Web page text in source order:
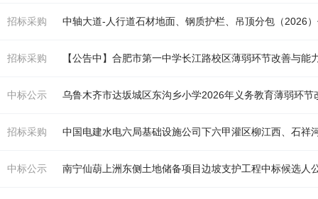
招标采购 中轴大道-人行道石材地面、钢质护栏、吊顶分包（2026
招标采购 【公告中】合肥市第一中学长江路校区薄弱环节改善与
中标公示
招标采购
中标公示 南宁仙葫上洲东侧土地储备项目边坡支护工程中标候选人